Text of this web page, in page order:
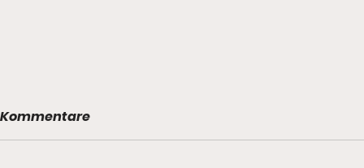
Kommentare